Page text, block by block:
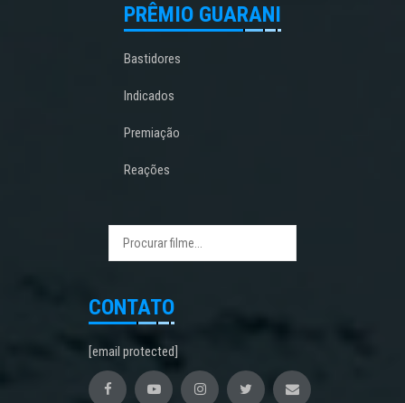
PRÊMIO GUARANI
Bastidores
Indicados
Premiação
Reações
CONTATO
[email protected]